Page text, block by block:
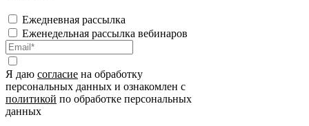
Ежедневная рассылка
Еженедельная рассылка вебинаров
Я даю согласие на обработку
персональных данных и ознакомлен с
политикой по обработке персональных
данных